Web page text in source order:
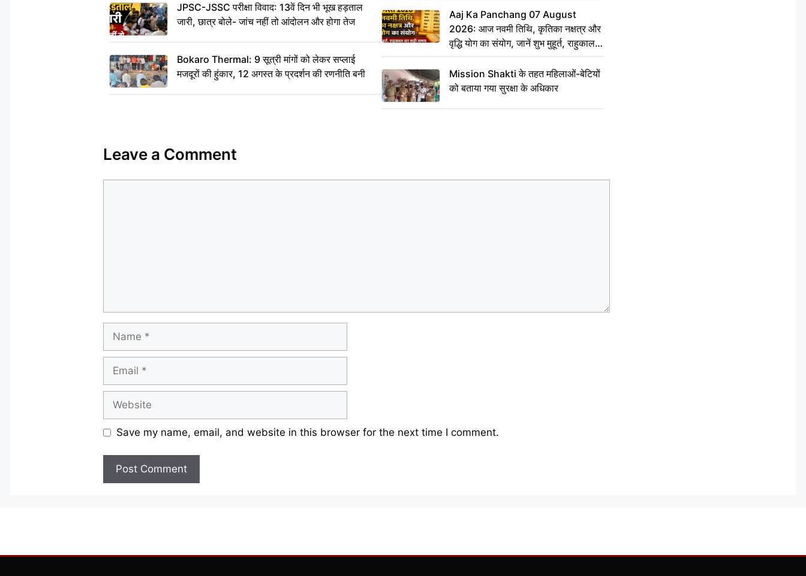
JPSC-JSSC परीक्षा विवाद: 13वें दिन भी भूख हड़ताल
जारी, छात्र बोले- जांच नहीं तो आंदोलन और होगा तेज
Bokaro Thermal: 9 सूत्री मांगों को लेकर सप्लाई
मजदूरों की हुंकार, 12 अगस्त के प्रदर्शन की रणनीति बनी
Aaj Ka Panchang 07 August
2026: आज नवमी तिथि, कृतिका नक्षत्र और
वृद्धि योग का संयोग, जानें शुभ मुहूर्त, राहुकाल
का सही समय
Mission Shakti के तहत महिलाओं-बेटियों
को बताया गया सुरक्षा के अधिकार
Leave a Comment
Save my name, email, and website in this browser for the next time I comment.